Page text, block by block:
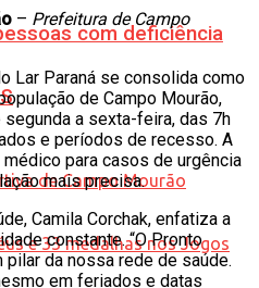
com deficiência
– Prefeitura de Campo
Lar Paraná se consolida como
de Campo Mourão,
a sexta-feira, das 7h
e períodos de recesso. A
para casos de urgência
mais precisa.
Camila Corchak, enfatiza a
constante. “O Pronto
pilar da nossa rede de saúde.
em feriados e datas